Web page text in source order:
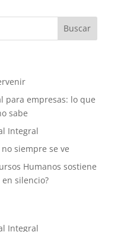
para empresas: lo que
sabe
Integral
siempre se ve
Humanos sostiene
silencio?
Integral